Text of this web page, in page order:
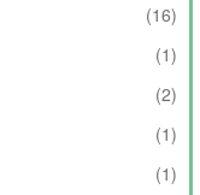
(16)
(1)
(2)
(1)
(1)